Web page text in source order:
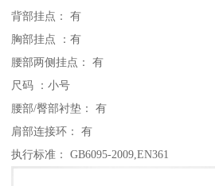
背部挂点： 有
胸部挂点 ：有
腰部两侧挂点： 有
尺码 ：小号
腰部/臀部衬垫： 有
肩部连接环： 有
执行标准： GB6095-2009,EN361